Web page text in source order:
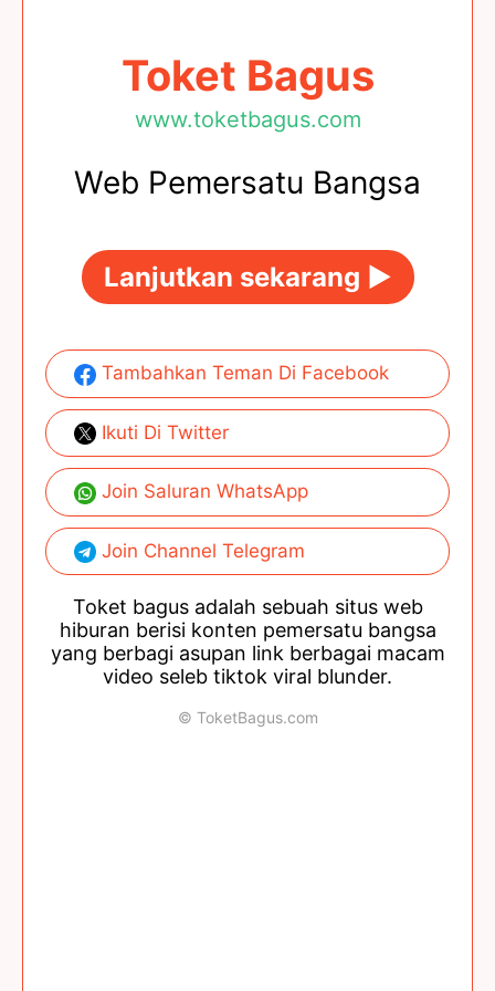
Toket Bagus
www.toketbagus.com
Web Pemersatu Bangsa
Lanjutkan sekarang ►
Tambahkan Teman Di Facebook
Ikuti Di Twitter
Join Saluran WhatsApp
Join Channel Telegram
Toket bagus adalah sebuah situs web
hiburan berisi konten pemersatu bangsa
yang berbagi asupan link berbagai macam
video seleb tiktok viral blunder.
© ToketBagus.com